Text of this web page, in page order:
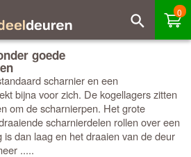
0
goede
scharnier en een
bijna voor zich. De kogellagers zitten
om de scharnierpen. Het grote
scharnierdelen rollen over een
dan laag en het draaien van de deur
.....